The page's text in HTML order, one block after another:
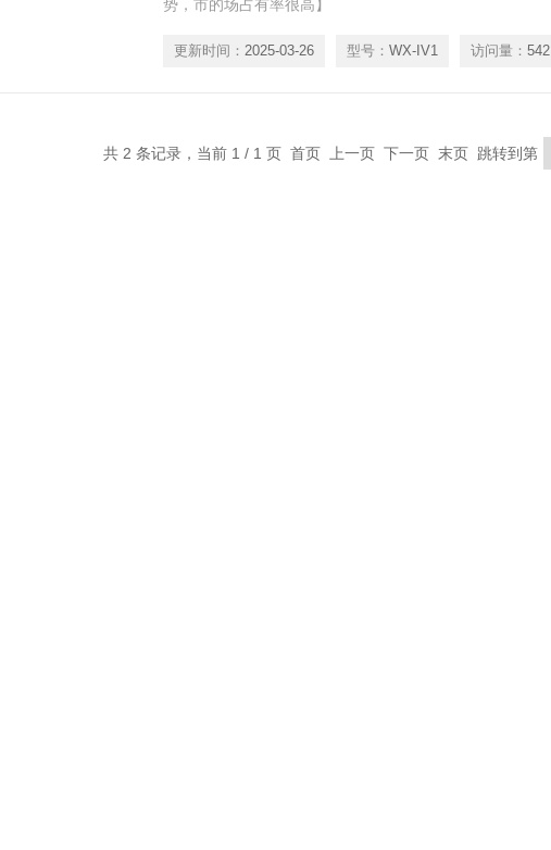
势，市的场占有率很高】
更新时间： 2025-03-26 型号： WX-IV1 访问量： 542
共 2 条记录，当前 1 / 1 页 首页 上一页 下一页 末页 跳转到第